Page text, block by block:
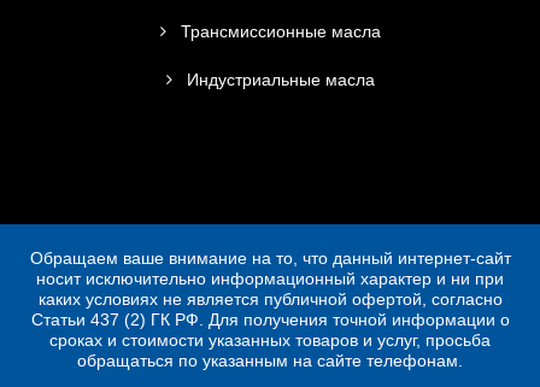
Трансмиссионные масла
Индустриальные масла
Обращаем ваше внимание на то, что данный интернет-сайт
носит исключительно информационный характер и ни при
каких условиях не является публичной офертой, согласно
Статьи 437 (2) ГК РФ. Для получения точной информации о
сроках и стоимости указанных товаров и услуг, просьба
обращаться по указанным на сайте телефонам.